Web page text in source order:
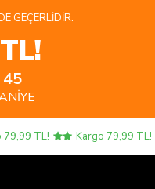
GEÇERLIDIR.
44
TL! Kargo 79,99 TL!